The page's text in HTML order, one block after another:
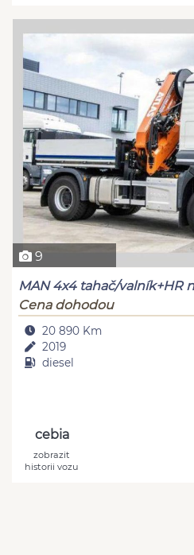
9
MAN 4x4 tahač/valník+HR
Cena dohodou
20 890 Km
2019
diesel
cebia
zobrazit
historii vozu